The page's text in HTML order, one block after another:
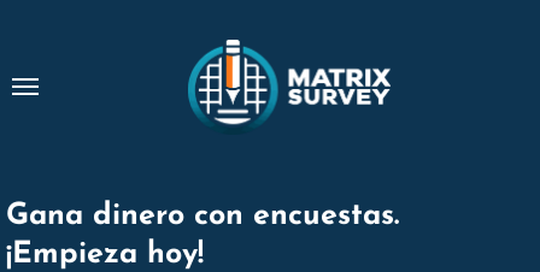
Gana dinero con encuestas.
¡Empieza hoy!